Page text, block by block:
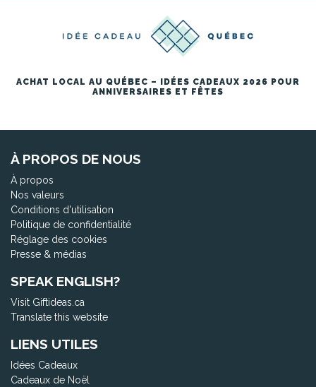
ACHAT LOCAL AU QUÉBEC – IDÉES CADEAUX 2026 POUR
ANNIVERSAIRES ET FÊTES
À PROPOS DE NOUS
À propos
Nos valeurs
Conditions d'utilisation
Politique de confidentialité
Réglage des cookies
Presse & médias
SPEAK ENGLISH?
Visit Giftideas.ca
Translate this website
LIENS UTILES
Idées Cadeaux
Cadeaux de Noël